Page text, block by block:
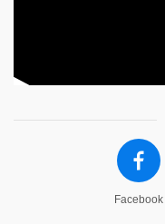
Facebook